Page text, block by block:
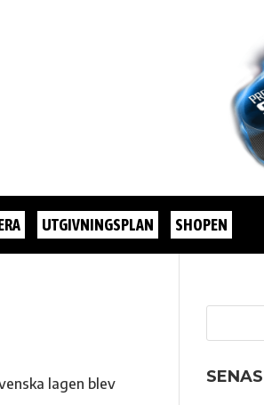
UTGIVNINGSPLAN SHOPEN
lagen blev